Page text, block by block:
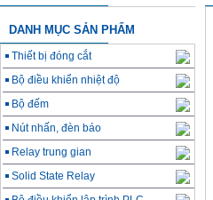
DANH MỤC SẢN PHẨM
Thiết bị đóng cắt
Bộ điều khiển nhiệt độ
Bộ đếm
Nút nhấn, đèn báo
Relay trung gian
Solid State Relay